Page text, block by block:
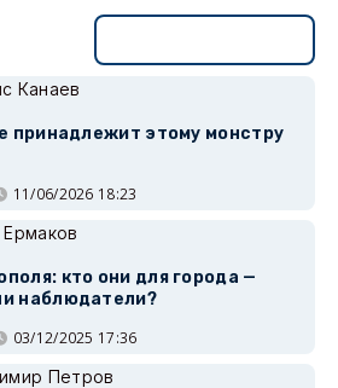
Канаев
принадлежит этому монстру
11/06/2026 18:23
кто они для города —
наблюдатели?
03/12/2025 17:36
Петров